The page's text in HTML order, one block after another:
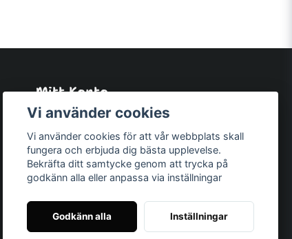
Mitt Konto
Logga in
Glömt lösenord?
Vi använder cookies
Vi använder cookies för att vår webbplats skall
fungera och erbjuda dig bästa upplevelse.
Bekräfta ditt samtycke genom att trycka på
godkänn alla eller anpassa via inställningar
Godkänn alla Inställningar